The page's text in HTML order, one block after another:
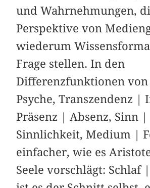
und Wahrnehmungen,
Perspektive von
wiederum
Frage stellen. In den
Differenzfunktionen von
Psyche, Transzendenz |
Präsenz | Absenz, Sinn |
Sinnlichkeit, Medium |
einfacher, wie es
Seele vorschlägt: Schlaf